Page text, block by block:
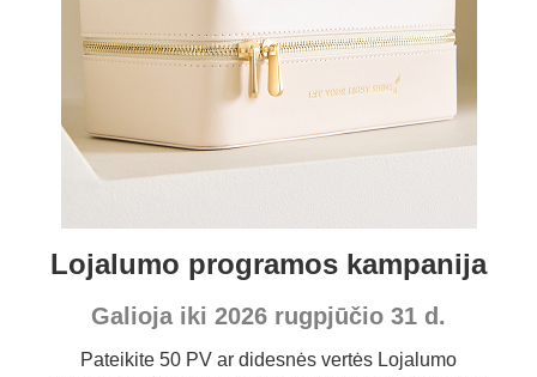
Lojalumo programos kampanija
Galioja iki 2026 rugpjūčio 31 d.
Pateikite 50 PV ar didesnės vertės Lojalumo